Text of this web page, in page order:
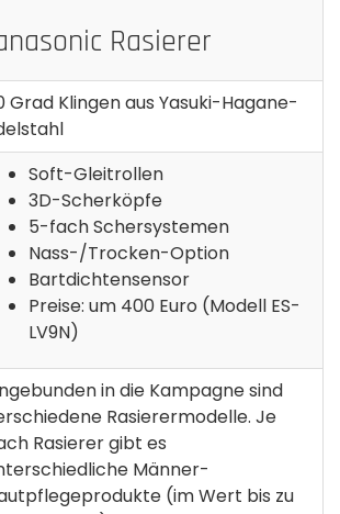
Rasierer
Grad Klingen aus Yasuki-Hagane-
Soft-Gleitrollen
3D-Scherköpfe
5-fach Schersystemen
Nass-/Trocken-Option
Bartdichtensensor
Preise: um 400 Euro (Modell ES-
LV9N)
in die Kampagne sind
Rasierermodelle. Je
Rasierer gibt es
Männer-
(im Wert bis zu